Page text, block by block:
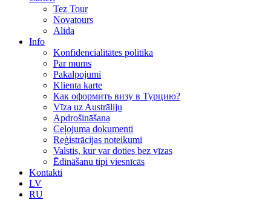
Tez Tour
Novatours
Alida
Info
Konfidencialitātes politika
Par mums
Рakalpojumi
Klienta karte
Как оформить визу в Турцию?
Vīza uz Austrāliju
Apdrošināšana
Ceļojuma dokumenti
Reģistrācijas noteikumi
Valstis, kur var doties bez vīzas
Ēdināšanu tipi viesnīcās
Kontakti
LV
RU